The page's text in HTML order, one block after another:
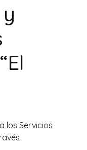
los Servicios